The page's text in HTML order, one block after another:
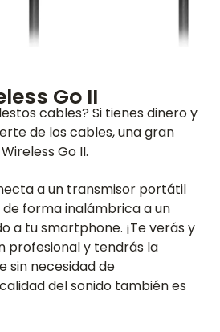
Go II
cables? Si tienes dinero y
de los cables, una gran
Go II.
a un transmisor portátil
forma inalámbrica a un
a tu smartphone. ¡Te verás y
profesional y tendrás la
sin necesidad de
del sonido también es